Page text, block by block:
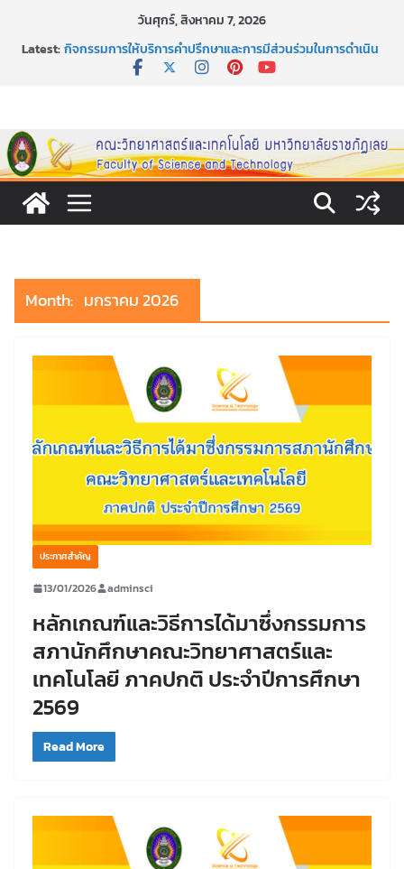
วันศุกร์, สิงหาคม 7, 2026
Latest:กิจกรรมการให้บริการคำปรึกษาและการมีส่วนร่วมในการดำเนิน
งานของคณะวิทยาศาสตร์และเทคโนโลยี
วิทยาศาสตร์และเทคโนโลยี ภาคปกติ ประจำปีการศึกษา 2569
ขอเชิญชวนประชาชนทุกคน ร่วมลงนามออนไลน์ “ลด ละ เลิก
เหล้า” ประจำปี พ.ศ. 2569
ประกาศสัปดาห์วิทยาศาสตร์แห่งชาติ ประจำปี 2569
Month: มกราคม 2026
ประกาศสำคัญ
13/01/2026 adminsci
หลักเกณฑ์และวิธีการได้มาซึ่งกรรมการ
สภานักศึกษาคณะวิทยาศาสตร์และ
เทคโนโลยี ภาคปกติ ประจำปีการศึกษา
2569
Read More